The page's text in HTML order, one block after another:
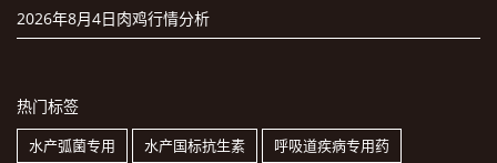
2026年8月4日肉鸡行情分析
热门标签
水产弧菌专用 水产国标抗生素 呼吸道疾病专用药